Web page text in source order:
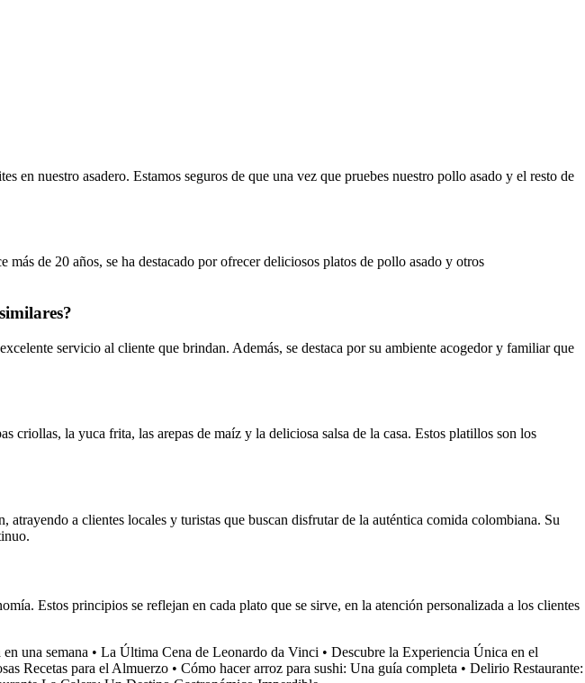
en nuestro asadero. Estamos seguros de que una vez que pruebes nuestro pollo asado y el resto de
de 20 años, se ha destacado por ofrecer deliciosos platos de pollo asado y otros
servicio al cliente que brindan. Además, se destaca por su ambiente acogedor y familiar que
criollas, la yuca frita, las arepas de maíz y la deliciosa salsa de la casa. Estos platillos son los
a clientes locales y turistas que buscan disfrutar de la auténtica comida colombiana. Su
Estos principios se reflejan en cada plato que se sirve, en la atención personalizada a los clientes
una semana • La Última Cena de Leonardo da Vinci • Descubre la Experiencia Única en el
Recetas para el Almuerzo • Cómo hacer arroz para sushi: Una guía completa • Delirio Restaurante: